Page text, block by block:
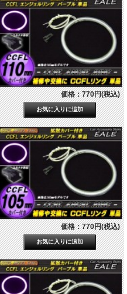
価格：770円(税込)
価格：770円(税込)